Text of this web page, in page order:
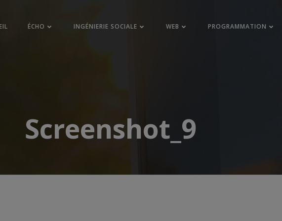
ÉCHO INGÉNIERIE SOCIALE WEB PROGRAMMATION
Screenshot_9